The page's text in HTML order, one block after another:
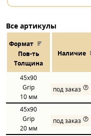
Все артикулы
Формат
Пов-ть
Толщина
Наличие
45x90
Grip
10 мм
под заказ
45x90
Grip
20 мм
под заказ